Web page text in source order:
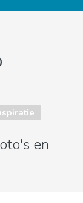
en